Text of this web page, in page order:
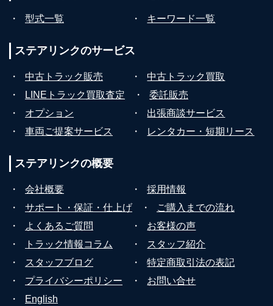
・ 型式一覧 ・ キーワード一覧
ステアリンクのサービス
・ 中古トラック販売 ・
中古トラック買取
・
LINEトラック買取査定 ・
委託販売
・
オプション ・
出張商談サービス
・
車両ご提案サービス ・ レンタカー・短期リース
ステアリンクの概要
・ 会社概要 ・
採用情報
・
サポート・保証・仕上げ ・
ご購入までの流れ
・
よくあるご質問 ・
お客様の声
・
トラック情報コラム ・
スタッフ紹介
・
スタッフブログ ・
特定商取引法の表記
・
プライバシーポリシー ・
お問い合せ
・
English